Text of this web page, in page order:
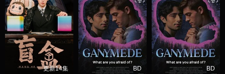
更新14集 BD BD